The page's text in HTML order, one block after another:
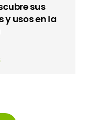
sus
y usos en la